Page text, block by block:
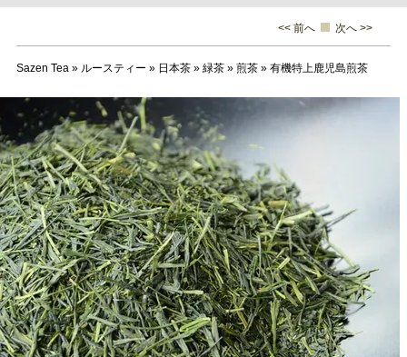
<< 前へ 次へ >>
Sazen Tea» ルースティー » 日本茶» 緑茶» 煎茶» 有機特上鹿児島煎茶